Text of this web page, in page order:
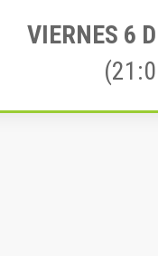
VIERNES 6